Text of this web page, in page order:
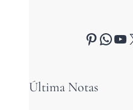
Última Notas